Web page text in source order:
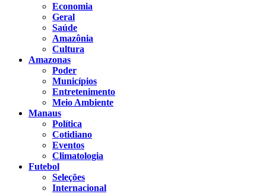
Economia
Geral
Saúde
Amazônia
Cultura
Amazonas
Poder
Municípios
Entretenimento
Meio Ambiente
Manaus
Política
Cotidiano
Eventos
Climatologia
Futebol
Seleções
Internacional